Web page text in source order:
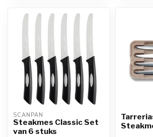
SCANPAN
Steakmes Classic Set
van 6 stuks